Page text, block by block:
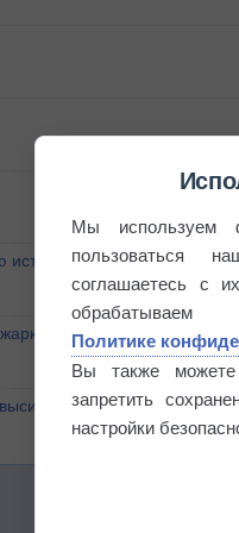
историю
дни этого лета
+51°
Мы используем
пользоваться
соглашаетесь с
Политике
Вы также можете
запретить
настройки